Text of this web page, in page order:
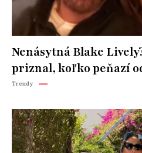
Nenásytná Blake
priznal, koľko peňazí
Trendy